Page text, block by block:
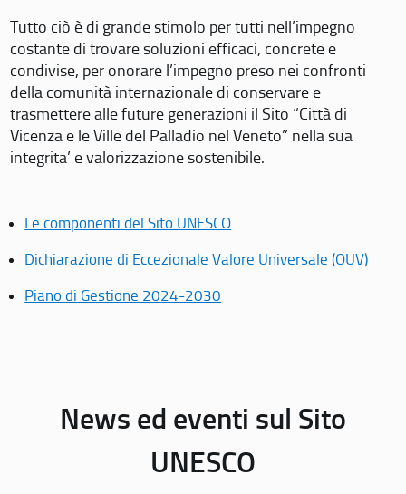
Tutto ciò è di grande stimolo per tutti nell’impegno
costante di trovare soluzioni efficaci, concrete e
condivise, per onorare l’impegno preso nei confronti
della comunità internazionale di conservare e
trasmettere alle future generazioni il Sito “Città di
Vicenza e le Ville del Palladio nel Veneto” nella sua
integrita’ e valorizzazione sostenibile.
Le componenti del Sito UNESCO
Dichiarazione di Eccezionale Valore Universale (OUV)
Piano di Gestione 2024-2030
News ed eventi sul Sito
UNESCO